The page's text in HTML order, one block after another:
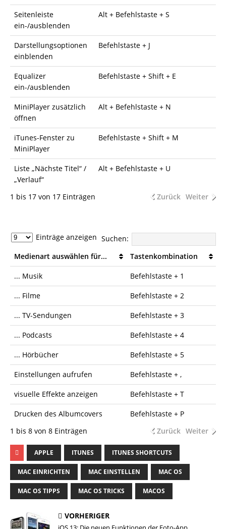
Seitenleiste
ein-/ausblenden
Alt + Befehlstaste + S
Darstellungsoptionen
einblenden
Befehlstaste + J
Equalizer
ein-/ausblenden
Befehlstaste + Shift + E
MiniPlayer zusätzlich
öffnen
Alt + Befehlstaste + N
iTunes-Fenster zu
MiniPlayer
Befehlstaste + Shift + M
Liste „Nächste Titel“ /
„Verlauf“
Alt + Befehlstaste + U
1 bis 17 von 17 Einträgen Zurück Weiter
Einträge anzeigen Suchen:
Medienart auswählen für...
Tastenkombination
... Musik Befehlstaste + 1
... Filme Befehlstaste + 2
... TV-Sendungen Befehlstaste + 3
... Podcasts Befehlstaste + 4
... Hörbücher Befehlstaste + 5
Einstellungen aufrufen Befehlstaste + ,
visuelle Effekte anzeigen Befehlstaste + T
Drucken des Albumcovers
Befehlstaste + P
1 bis 8 von 8 Einträgen
Zurück Weiter
APPLE ITUNES ITUNES SHORTCUTS
MAC EINRICHTEN MAC EINSTELLEN MAC OS
MAC OS TIPPS MAC OS TRICKS MACOS
VORHERIGER